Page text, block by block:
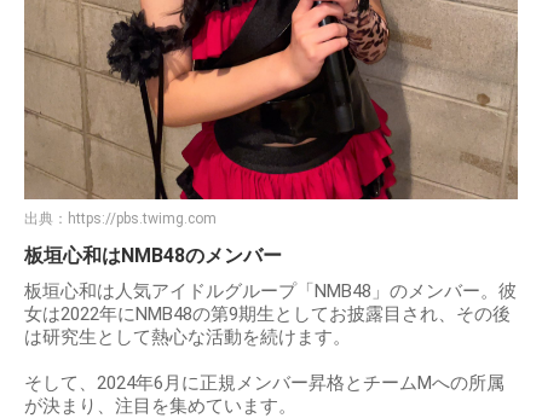
出典： https://pbs.twimg.com
板垣心和はNMB48のメンバー
板垣心和は人気アイドルグループ「NMB48」のメンバー。彼
女は2022年にNMB48の第9期生としてお披露目され、その後
は研究生として熱心な活動を続けます。
そして、2024年6月に正規メンバー昇格とチームMへの所属
が決まり、注目を集めています。